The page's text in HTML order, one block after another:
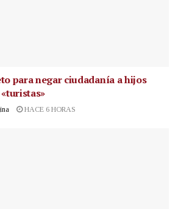
para negar ciudadanía a hijos
HACE 6 HORAS